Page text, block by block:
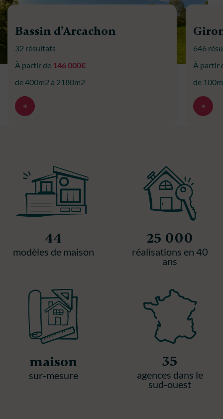
Bassin d’Arcachon
32 résultats
À partir de 146 000€
de 400m2 à 2180m2
646
À partir
de
44
modèles de maison
25 000
réalisations en 40
ans
maison
sur-mesure
35
agences dans le
sud-ouest